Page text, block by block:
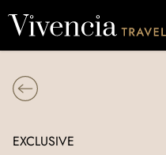
EXCLUSIVE